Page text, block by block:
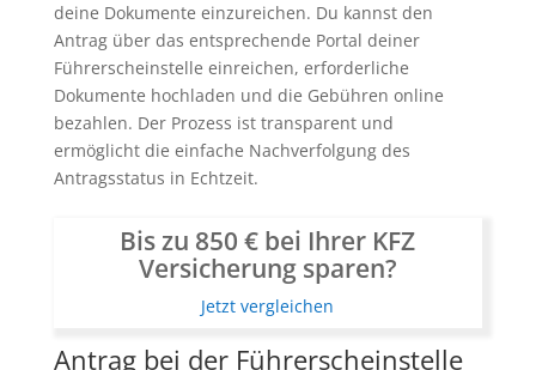
deine Dokumente einzureichen. Du kannst den
Antrag über das entsprechende Portal deiner
Führerscheinstelle einreichen, erforderliche
Dokumente hochladen und die Gebühren online
bezahlen. Der Prozess ist transparent und
ermöglicht die einfache Nachverfolgung des
Antragsstatus in Echtzeit.
Bis zu 850 € bei Ihrer KFZ
Versicherung sparen?
Jetzt vergleichen
Antrag bei der Führerscheinstelle